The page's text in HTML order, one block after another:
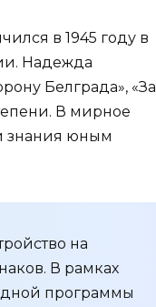
в 1945 году в
Надежда
Белграда», «За
В мирное
знания юным
на
В рамках
программы